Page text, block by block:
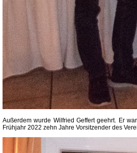
Außerdem wurde Wilfried Geffert geehrt. Er
Frühjahr 2022 zehn Jahre Vorsitzender des